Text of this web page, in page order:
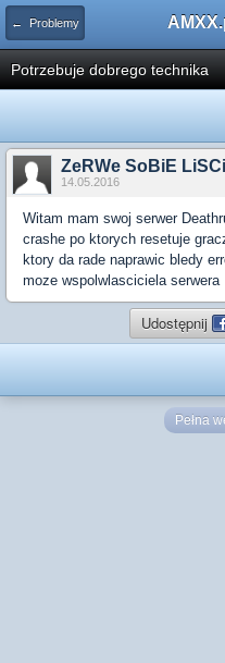
← Problemy
Potrzebuje dobrego technika
ZeRWe SoBiE
14.05.2016
Witam mam swoj serwer
crashe po ktorych resetuje
ktory da rade naprawic bledy
moze wspolwlasciciela serwera
Udostępnij
Pełna